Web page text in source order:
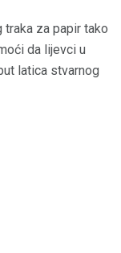
za papir tako
da lijevci u
latica stvarnog